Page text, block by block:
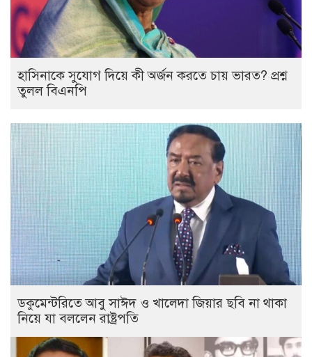
হাসিনাকে সুযোগ দিয়ে কী অর্জন করতে চায় ভারত? প্রশ্ন
তুলল বিএনপি
ডকুমেন্টরিতে আবু সাঈদ ও খালেদা জিয়ার ছবি না থাকা
নিয়ে যা বললেন রাষ্ট্রপতি